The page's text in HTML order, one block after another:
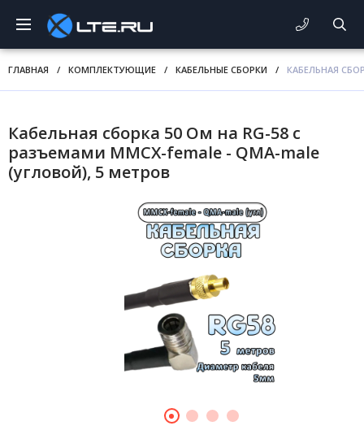
ГЛАВНАЯ / КОМПЛЕКТУЮЩИЕ / КАБЕЛЬНЫЕ СБОРКИ / КАБЕЛЬНАЯ
Кабельная сборка 50 Ом на RG-58 с
разъемами MMCX-female - QMA-male
(угловой), 5 метров